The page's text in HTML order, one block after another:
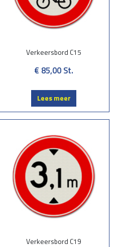
Verkeersbord C15
€ 85,00 St.
Lees meer
Verkeersbord C19